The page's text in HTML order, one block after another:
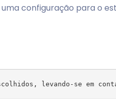
configuração para o